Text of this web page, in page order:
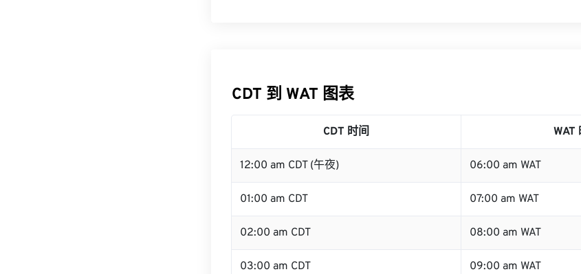
CDT 到 WAT 图表
CDT 时间 WAT
12:00 am CDT (午夜) 06:00 am WAT
01:00 am CDT 07:00 am WAT
02:00 am CDT 08:00 am WAT
03:00 am CDT 09:00 am WAT